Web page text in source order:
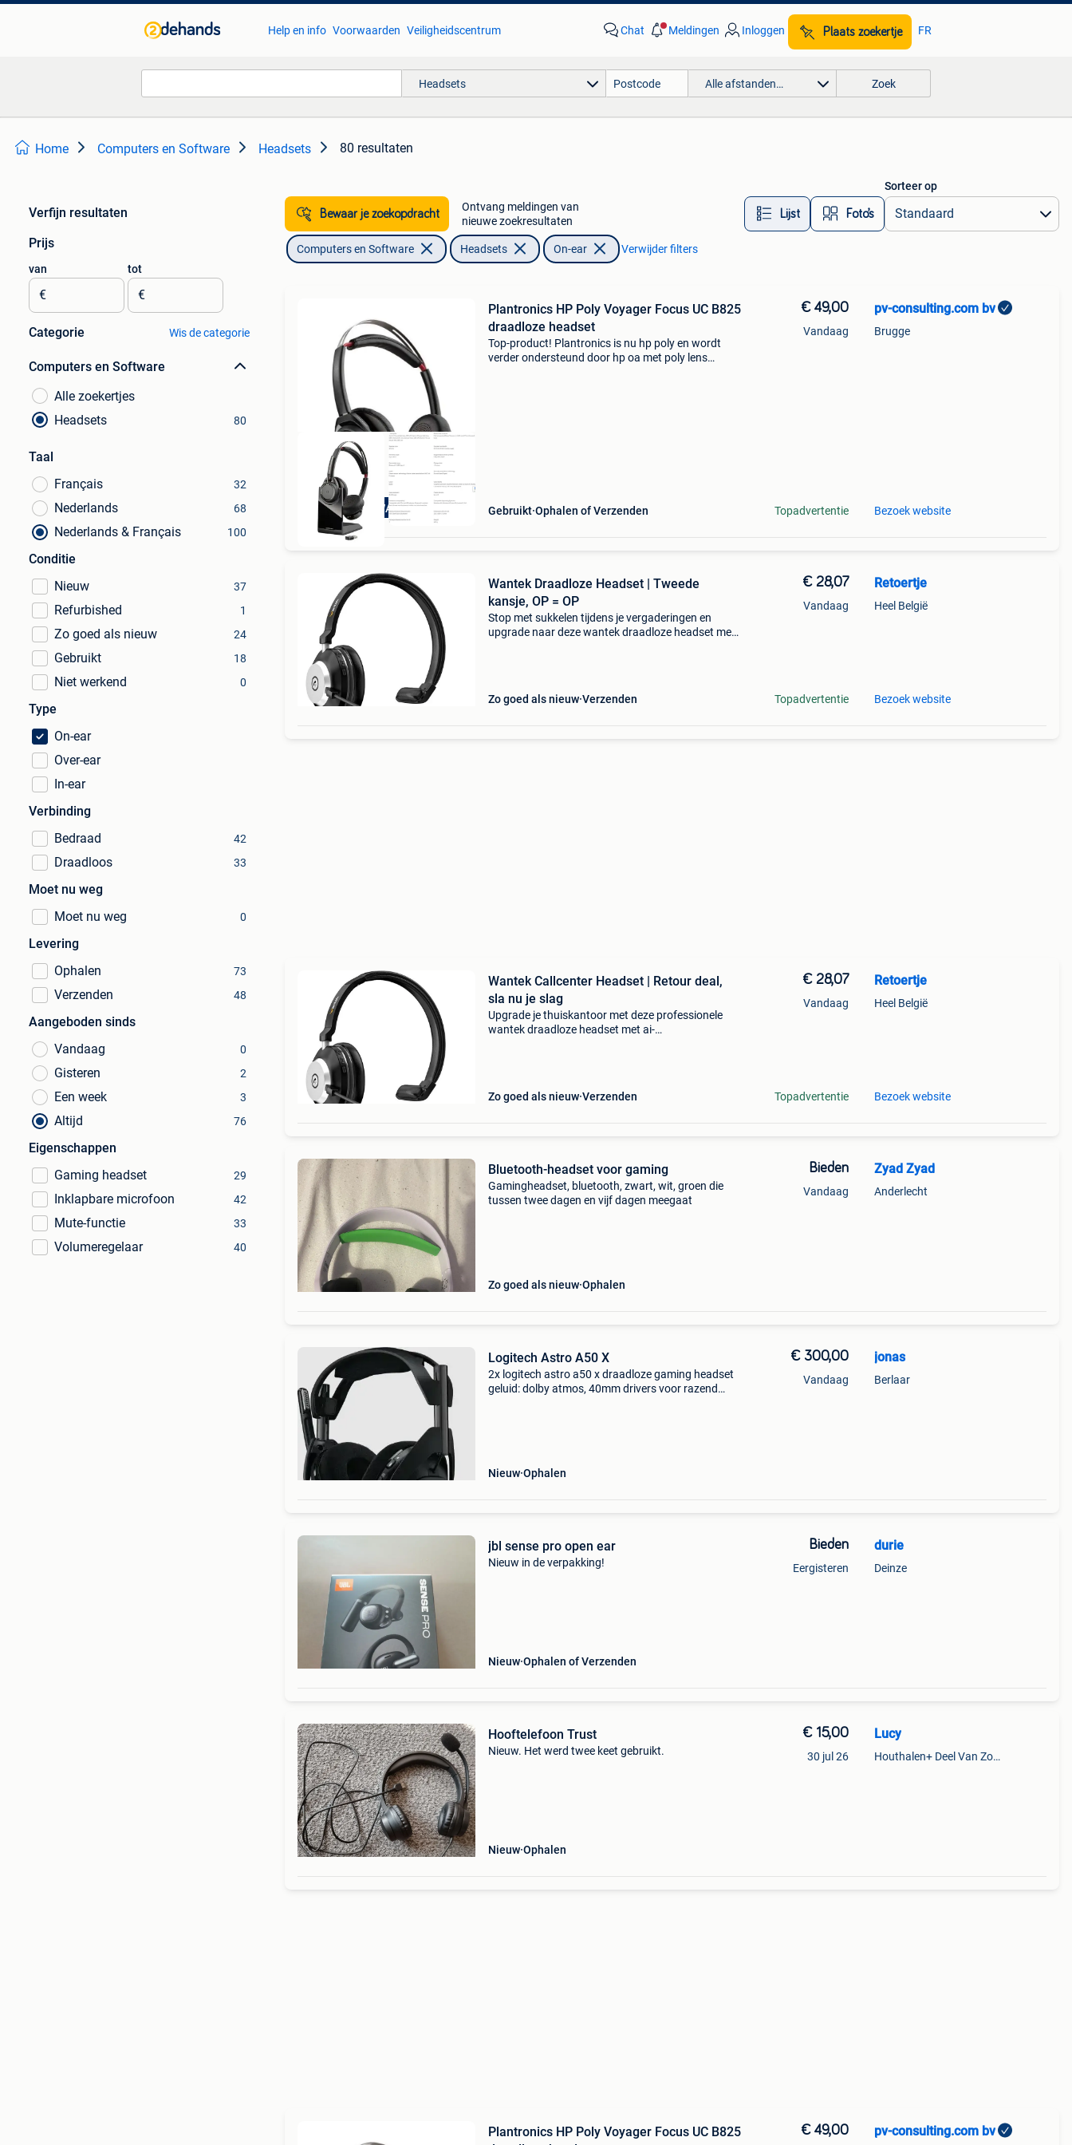
Help en info Voorwaarden Veiligheidscentrum Chat Meldingen Inloggen Plaats zoekertje FR
Headsets Alle afstanden… Zoek
Home Computers en Software Headsets 80 resultaten
Verfijn resultaten
Prijs
van
€
tot
€
Categorie Wis de categorie
Computers en Software
Alle zoekertjes
Headsets
80
Taal
Français
32
Nederlands 68
Nederlands & Français 100
Conditie
Nieuw
37
Refurbished 1
Zo goed als nieuw 24
Gebruikt 18
Niet werkend 0
Type
On-ear
Over-ear
In-ear
Verbinding
Bedraad
42
Draadloos 33
Moet nu weg
Moet nu weg
0
Levering
Ophalen
73
Verzenden 48
Aangeboden sinds
Vandaag
0
Gisteren 2
Een week 3
Altijd 76
Eigenschappen
Gaming headset
29
Inklapbare microfoon 42
Mute-functie 33
Volumeregelaar 40
Bewaar je zoekopdracht
Ontvang meldingen van
nieuwe zoekresultaten
Lijst Foto’s
Sorteer op
Computers en Software Headsets On-ear Verwijder filters
TOPKWALITEIT
Plantronics HP Poly Voyager Focus UC B825
draadloze headset
Top-product! Plantronics is nu hp poly en wordt
verder ondersteund door hp oa met poly lens
Gebruikt Ophalen of Verzenden
€ 49,00
Vandaag
Topadvertentie
pv-consulting.com bv
Brugge
Bezoek website
Wantek Draadloze Headset | Tweede
kansje, OP = OP
Stop met sukkelen tijdens je vergaderingen en
upgrade naar deze wantek draadloze headset met
Zo goed als nieuw Verzenden
€ 28,07
Vandaag
Topadvertentie
Retoertje
Heel België
Bezoek website
Wantek Callcenter Headset | Retour deal,
sla nu je slag
Upgrade je thuiskantoor met deze professionele
wantek draadloze headset met ai-
Zo goed als nieuw Verzenden
€ 28,07
Vandaag
Topadvertentie
Retoertje
Heel België
Bezoek website
Bluetooth-headset voor gaming
Gamingheadset, bluetooth, zwart, wit, groen die
tussen twee dagen en vijf dagen meegaat
Zo goed als nieuw Ophalen
Bieden
Vandaag
Zyad Zyad
Anderlecht
Logitech Astro A50 X
2x logitech astro a50 x draadloze gaming headset
geluid: dolby atmos, 40mm drivers voor razend
Nieuw Ophalen
€ 300,00
Vandaag
jonas
Berlaar
jbl sense pro open ear
Nieuw in de verpakking!
Nieuw Ophalen of Verzenden
Bieden
Eergisteren
durie
Deinze
Hooftelefoon Trust
Nieuw. Het werd twee keet gebruikt.
Nieuw Ophalen
€ 15,00
30 jul 26
Lucy
Houthalen+ Deel Van Zonhoven En Zolder
Plantronics HP Poly Voyager Focus UC B825
€ 49,00 pv-consulting.com bv